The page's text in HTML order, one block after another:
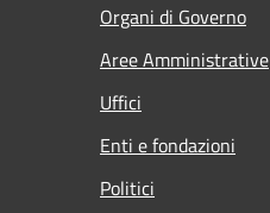
Organi di Governo
Aree Amministrative
Uffici
Enti e fondazioni
Politici